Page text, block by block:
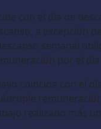
con el día de
a excepción
semanal
por el
coincida con el
realizado más